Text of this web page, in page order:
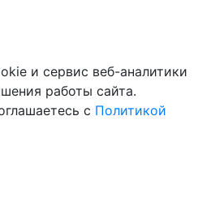
и сервис веб-аналитики
работы сайта.
с Политикой